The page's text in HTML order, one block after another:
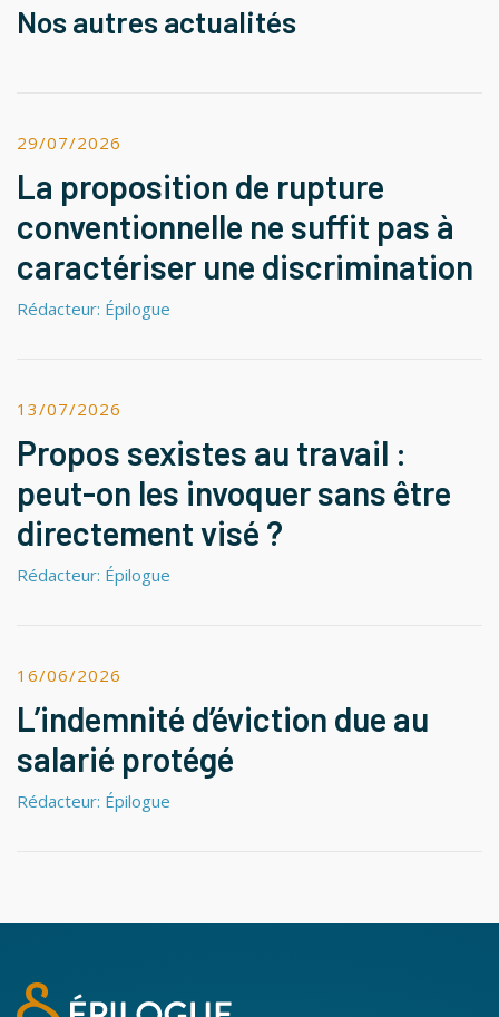
Nos autres actualités
29/07/2026
La proposition de rupture
conventionnelle ne suffit pas à
caractériser une discrimination
Rédacteur: Épilogue
13/07/2026
Propos sexistes au travail :
peut-on les invoquer sans être
directement visé ?
Rédacteur: Épilogue
16/06/2026
L’indemnité d’éviction due au
salarié protégé
Rédacteur: Épilogue